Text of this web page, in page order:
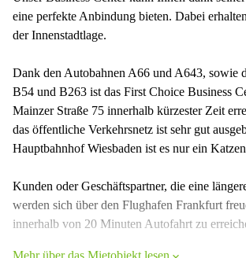
eine perfekte Anbindung bieten. Dabei
der Innenstadtlage.
Dank den Autobahnen A66 und A643, sowie
B54 und B263 ist das First Choice Business
Mainzer Straße 75 innerhalb kürzester Zeit
das öffentliche Verkehrsnetz ist sehr gut
Hauptbahnhof Wiesbaden ist es nur ein
Kunden oder Geschäftspartner, die eine
werden sich über den Flughafen Frankfurt
innerhalb von 20 Minuten Autofahrt zu
Mehr über das Mietobjekt lesen